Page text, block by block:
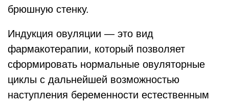
брюшную стенку.
Индукция овуляции — это вид
фармакотерапии, который позволяет
сформировать нормальные овуляторные
циклы с дальнейшей возможностью
наступления беременности естественным